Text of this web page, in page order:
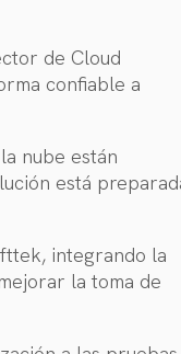
de Cloud
confiable a
nube están
está
integrando la
la toma de